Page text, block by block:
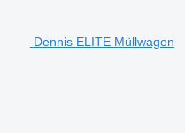
Dennis ELITE Müllwagen